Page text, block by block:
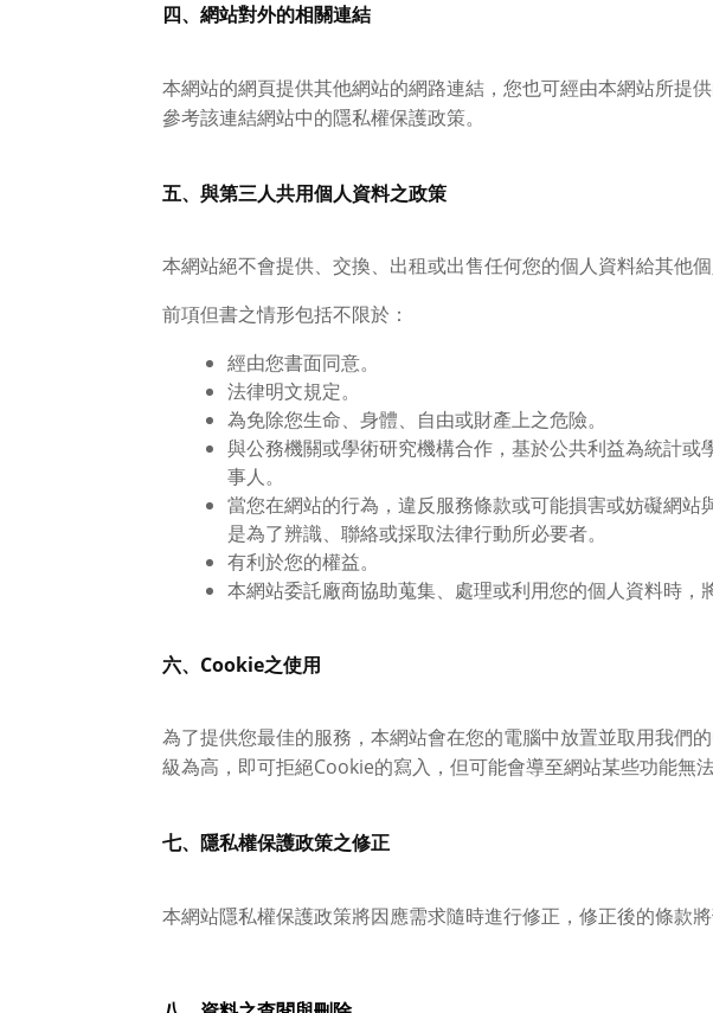
四、網站對外的相關連結
本網站的網頁提供其他網站的網路連結，您也可經由本網站所提
參考該連結網站中的隱私權保護政策。
五、與第三人共用個人資料之政策
本網站絕不會提供、交換、出租或出售任何您的個人資料給其他
前項但書之情形包括不限於：
經由您書面同意。
法律明文規定。
為免除您生命、身體、自由或財產上之危險。
與公務機關或學術研究機構合作，基於公共利益為統計
事人。
當您在網站的行為，違反服務條款或可能損害或妨礙網
是為了辨識、聯絡或採取法律行動所必要者。
有利於您的權益。
本網站委託廠商協助蒐集、處理或利用您的個人資料時，
六、Cookie之使用
為了提供您最佳的服務，本網站會在您的電腦中放置並取用我們
級為高，即可拒絕Cookie的寫入，但可能會導至網站某些功能無法
七、隱私權保護政策之修正
本網站隱私權保護政策將因應需求隨時進行修正，修正後的條款將